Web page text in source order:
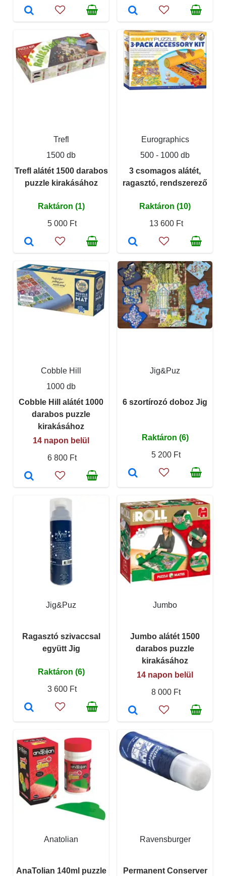
Trefl
1500 db
Trefl alátét 1500 darabos
puzzle kirakásához
Raktáron (1)
5 000 Ft
Eurographics
500 - 1000 db
3 csomagos alátét,
ragasztó, rendszerező
Raktáron (10)
13 600 Ft
Cobble Hill
1000 db
Cobble Hill alátét 1000
darabos puzzle
kirakásához
14 napon belül
6 800 Ft
Jig&Puz
6 szortírozó doboz Jig
Raktáron (6)
5 200 Ft
Jig&Puz
Ragasztó szivaccsal
együtt Jig
Raktáron (6)
3 600 Ft
Jumbo
Jumbo alátét 1500
darabos puzzle
kirakásához
14 napon belül
8 000 Ft
Anatolian
AnaTolian 140ml puzzle
Ravensburger
Permanent Conserver